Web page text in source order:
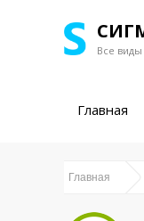
Все
Главная
Главная